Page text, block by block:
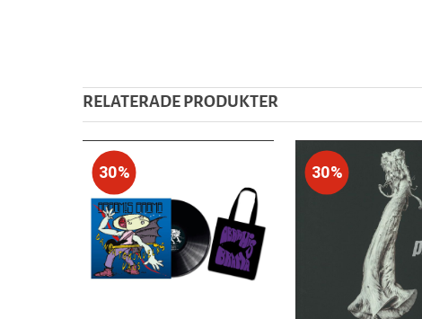
RELATERADE PRODUKTER
30% 30%